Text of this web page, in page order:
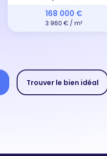
168 000 €
3 960 € / m²
Trouver le bien idéal